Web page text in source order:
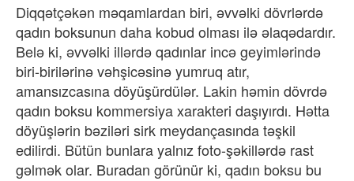
Diqqətçəkən məqamlardan biri, əvvəlki dövrlərdə​
qadın boksunun daha kobud olması ilə əlaqədardır.
Belə ki, əvvəlki illərdə qadınlar incə geyimlərində
biri-birilərinə vəhşicəsinə yumruq atır,
amansızcasına döyüşürdülər. Lakin həmin dövrdə
qadın boksu kommersiya xarakteri daşıyırdı. Hətta
döyüşlərin bəziləri sirk meydançasında təşkil
edilirdi. Bütün bunlara yalnız foto-şəkillərdə rast
gəlmək olar. Buradan görünür ki, qadın​ boksu bu